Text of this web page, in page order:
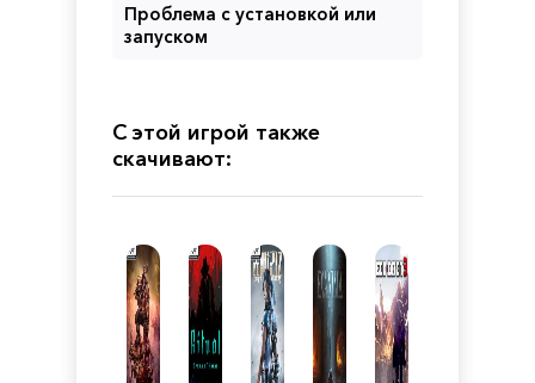
Проблема с установкой или
запуском
С этой игрой также
скачивают: